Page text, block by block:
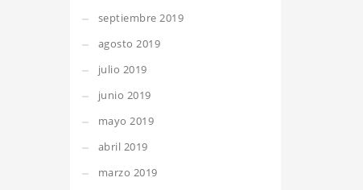
septiembre 2019
agosto 2019
julio 2019
junio 2019
mayo 2019
abril 2019
marzo 2019